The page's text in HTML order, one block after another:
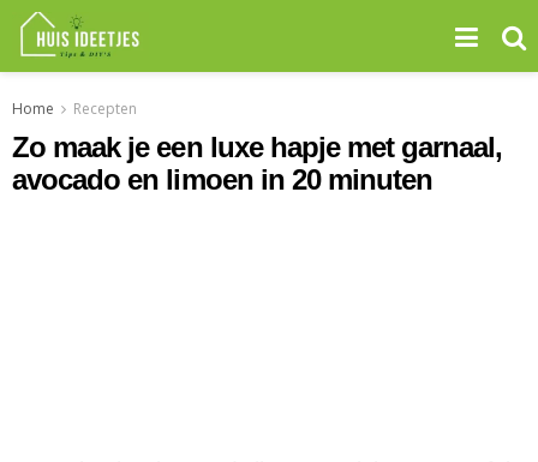
Home Recepten
Zo maak je een luxe hapje met garnaal,
avocado en limoen in 20 minuten